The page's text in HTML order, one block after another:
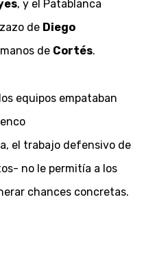
, y el Patablanca
de Diego
de Cortés.
equipos empataban
el trabajo defensivo de
no le permitía a los
chances concretas.